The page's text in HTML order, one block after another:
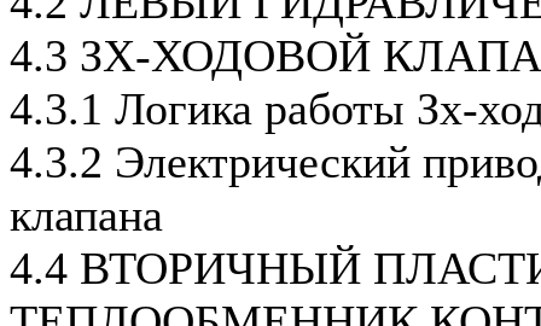
4.3 ЗХ-ХОДОВОЙ
4.3.1 Логика работы Зх-
4.3.2 Электрический
клапана
4.4 ВТОРИЧНЫЙ